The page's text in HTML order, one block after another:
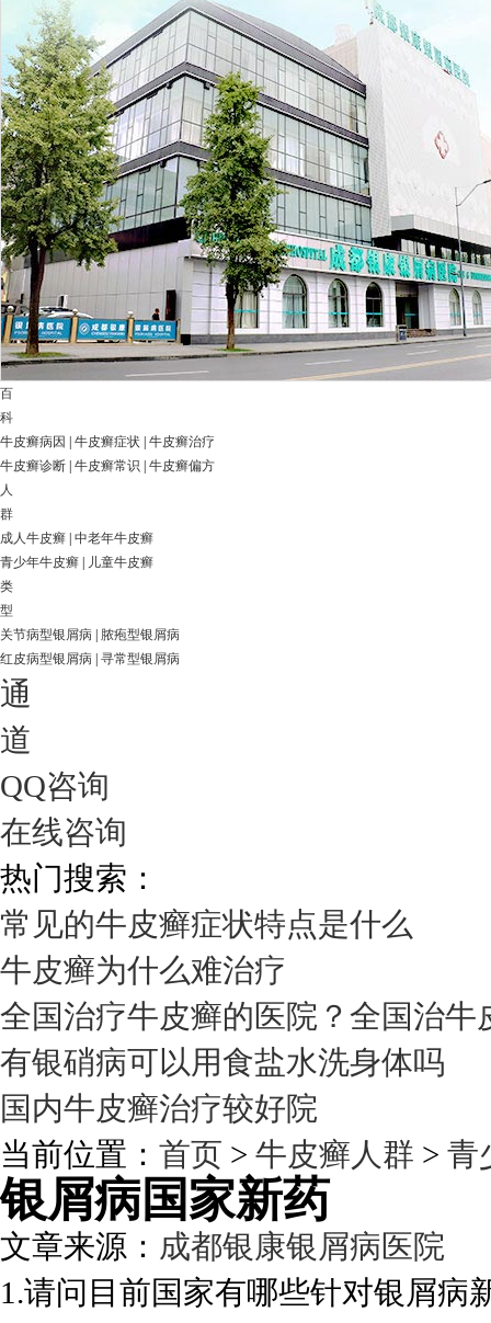
百
科
牛皮癣病因
牛皮癣症状 牛皮癣治疗
牛皮癣诊断 牛皮癣常识
牛皮癣偏方
人
群
成人牛皮癣 中老年牛皮癣
青少年牛皮癣
儿童牛皮癣
类
型
关节病型银屑病
脓疱型银屑病
红皮病型银屑病 寻常型银屑病
通
道
QQ咨询
在线咨询
热门搜索：
常见的牛皮癣症状特点是什么
牛皮癣为什么难治疗
全国治疗牛皮癣的医院？全国治牛
有银硝病可以用食盐水洗身体吗
国内牛皮癣治疗较好院
当前位置： 首页 > 牛皮癣人群 > 青
银屑病国家新药
文章来源： 成都银康银屑病医院
1.请问目前国家有哪些针对银屑病